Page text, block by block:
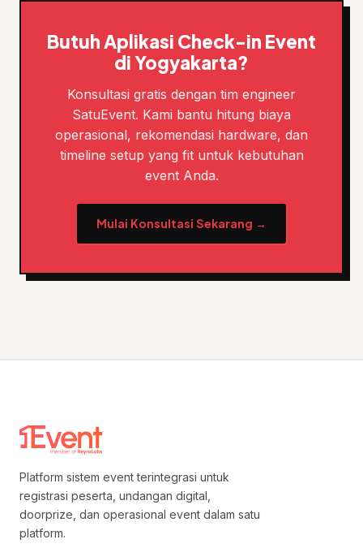
Butuh Aplikasi Check-in Event
di Yogyakarta?
Konsultasi gratis dengan tim engineer
SatuEvent. Kami bantu hitung biaya
operasional, rekomendasi hardware, dan
timeline setup yang fit untuk kebutuhan
event Anda.
Mulai Konsultasi Sekarang →
Platform sistem event terintegrasi untuk
registrasi peserta, undangan digital,
doorprize, dan operasional event dalam satu
platform.